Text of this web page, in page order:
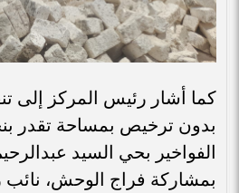
​كما أشار رئيس المركز إلى
الفواخير بحي السيد
بمشاركة فراج الوحش،